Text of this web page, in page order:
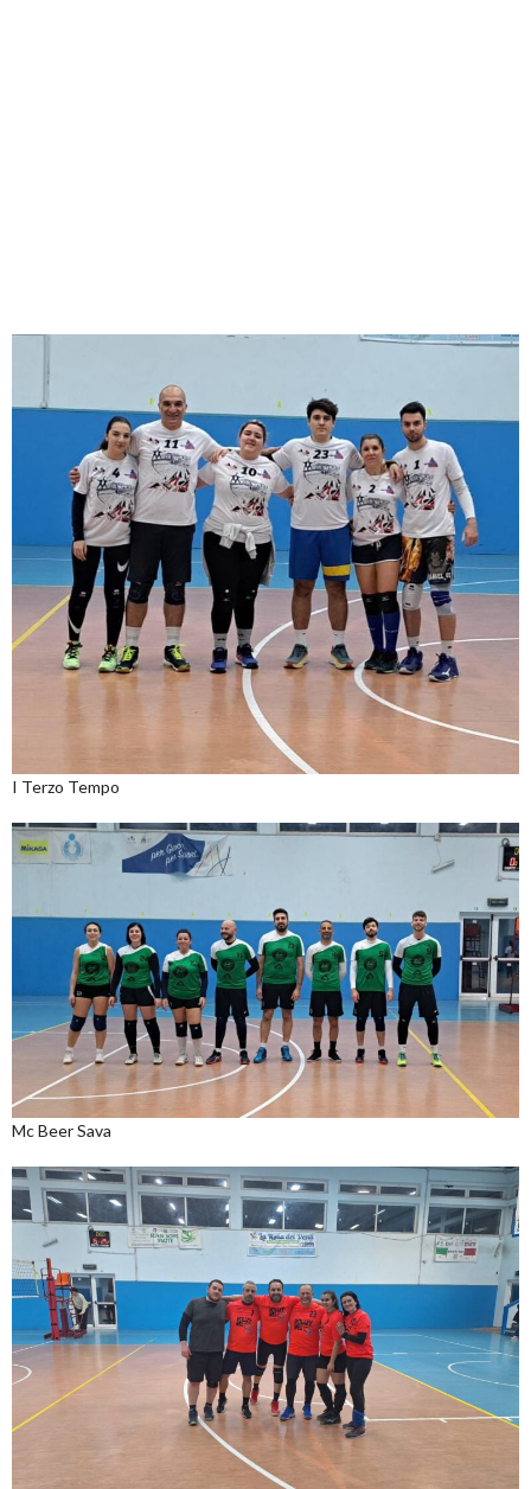
I Terzo Tempo
Mc Beer Sava